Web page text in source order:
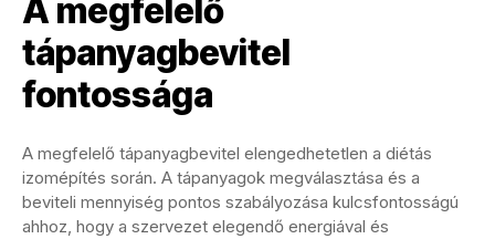
A megfelelő
tápanyagbevitel
fontossága
A megfelelő tápanyagbevitel elengedhetetlen a diétás
izomépítés során. A tápanyagok megválasztása és a
beviteli mennyiség pontos szabályozása kulcsfontosságú
ahhoz, hogy a szervezet elegendő energiával és